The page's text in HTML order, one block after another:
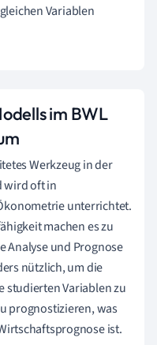
Variablen
im BWL
Werkzeug in der
wird oft in
unterrichtet.
machen es zu
Analyse und Prognose
nützlich, um die
studierten Variablen zu
prognostizieren, was
ist.